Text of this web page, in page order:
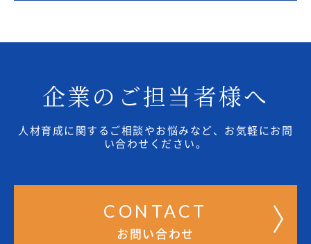
企業のご担当者様へ
人材育成に関するご相談やお悩みなど、お気軽にお問
い合わせください。
CONTACT
お問い合わせ